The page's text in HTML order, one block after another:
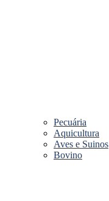
Pecuária
Aquicultura
Aves e Suinos
Bovino